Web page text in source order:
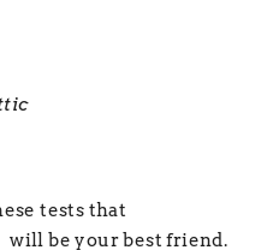
tests that
will be your best friend.